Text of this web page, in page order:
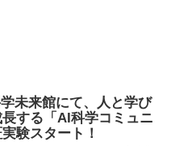
未来館にて、人と学び
する「AI科学コミュニ
験スタート！